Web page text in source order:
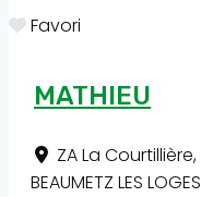
Favori
MATHIEU
ZA La Courtillière,
BEAUMETZ LES LOGES